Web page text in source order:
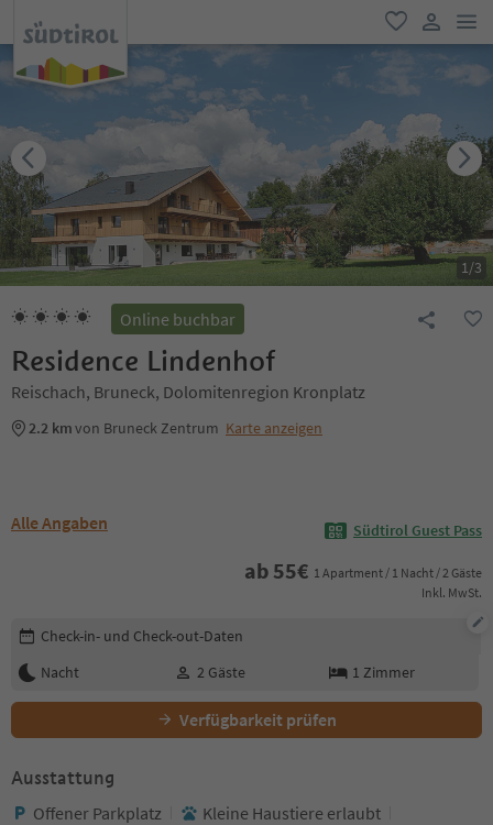
favorit
user link
1/3
Online buchbar
Residence Lindenhof
Reischach, Bruneck, Dolomitenregion Kronplatz
2.2 kmvon Bruneck Zentrum Karte anzeigen
Alle Angaben Südtirol Guest Pass
ab 55€ 1 Apartment / 1 Nacht / 2 Gäste
Inkl. MwSt.
Buchungsdetails bearbeiten
Check-in- und Check-out-Daten
Nacht
2 Gäste 1 Zimmer
Verfügbarkeit prüfen
Ausstattung
Offener Parkplatz
Kleine Haustiere erlaubt